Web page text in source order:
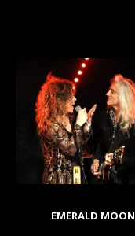
EMERALD MOON